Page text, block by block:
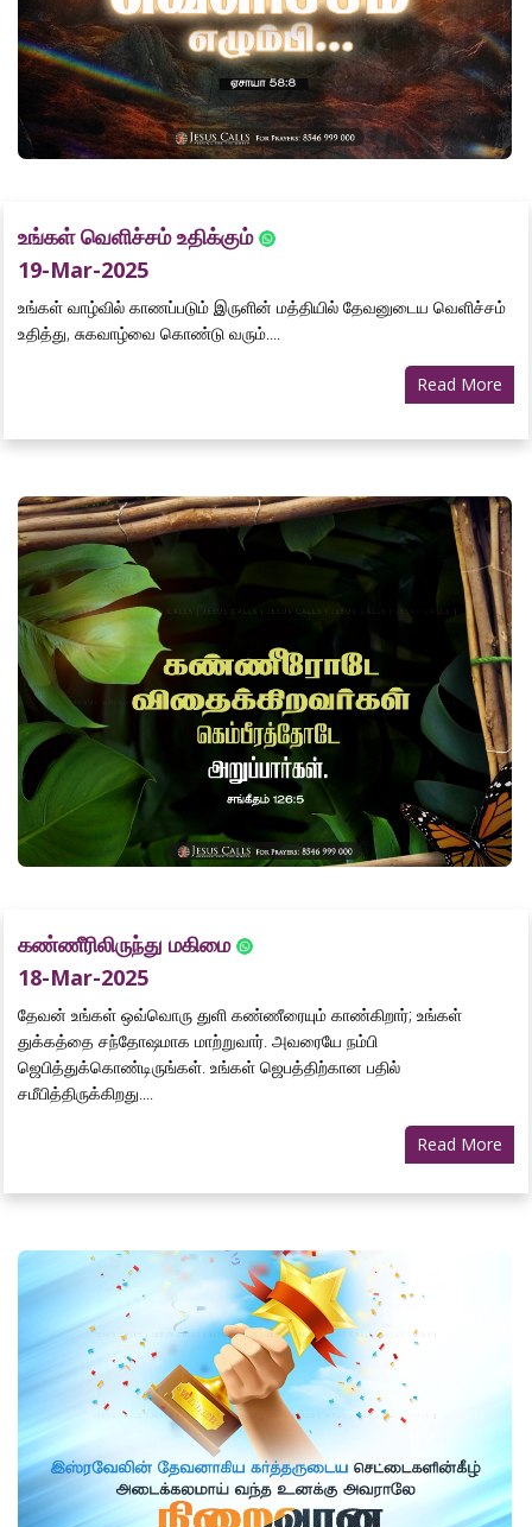
உங்கள் வெளிச்சம் உதிக்கும்
19-Mar-2025
உங்கள் வாழ்வில் காணப்படும் இருளின் மத்தியில் தேவனுடைய வெளிச்சம்
உதித்து, சுகவாழ்வை கொண்டு வரும்....
Read More
கண்ணீரிலிருந்து மகிமை
18-Mar-2025
தேவன் உங்கள் ஒவ்வொரு துளி கண்ணீரையும் காண்கிறார்; உங்கள்
துக்கத்தை சந்தோஷமாக மாற்றுவார். அவரையே நம்பி
ஜெபித்துக்கொண்டிருங்கள். உங்கள் ஜெபத்திற்கான பதில்
சமீபித்திருக்கிறது....
Read More